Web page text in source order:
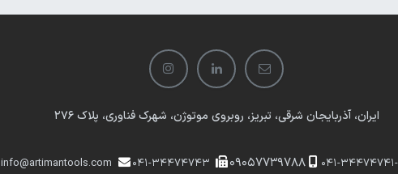
ایران، آذربایجان شرقی، تبریز، روبروی موتوژن، شهرک فناوری، پلاک 276
041-
​​09057739788
041-34474743
info@artimantools.com